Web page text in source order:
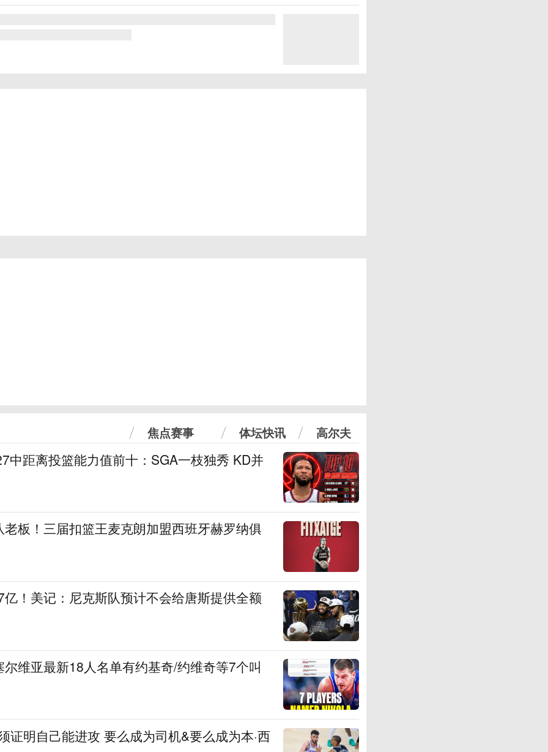
焦点赛事 体坛快讯 高尔夫
中距离投篮能力值前十：SGA一枝独秀 KD并
板！三届扣篮王麦克朗加盟西班牙赫罗纳俱
！美记：尼克斯队预计不会给唐斯提供全额
维亚最新18人名单有约基奇/约维奇等7个叫
证明自己能进攻 要么成为司机&要么成为本·西